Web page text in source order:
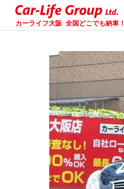
カーライフ大阪 全国どこでも納車！